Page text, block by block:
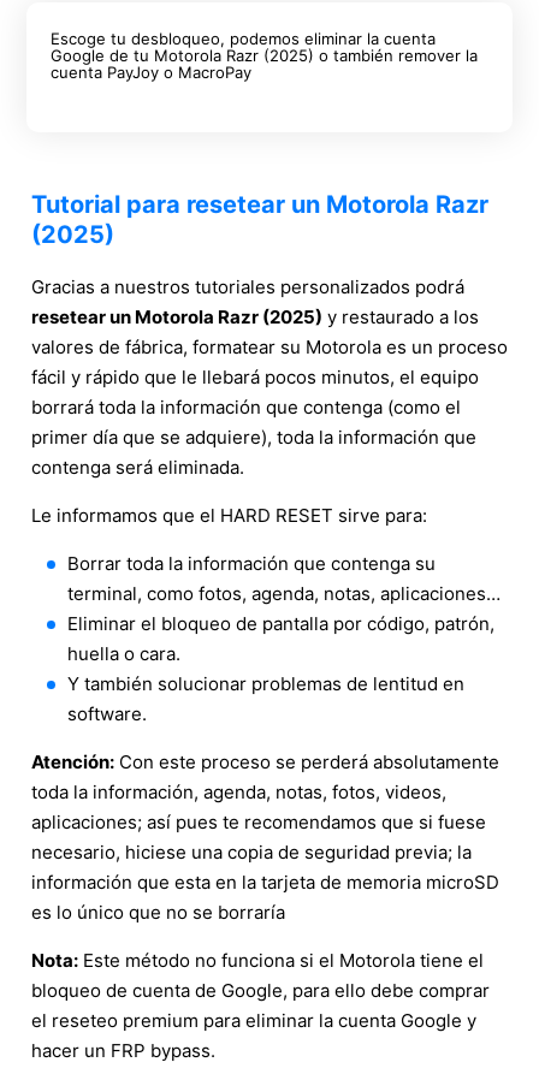
Escoge tu desbloqueo, podemos eliminar la cuenta
Google de tu Motorola Razr (2025) o también remover la
cuenta PayJoy o MacroPay
Tutorial para resetear un Motorola Razr
(2025)
Gracias a nuestros tutoriales personalizados podrá
resetear un Motorola Razr (2025) y restaurado a los
valores de fábrica, formatear su Motorola es un proceso
fácil y rápido que le llebará pocos minutos, el equipo
borrará toda la información que contenga (como el
primer día que se adquiere), toda la información que
contenga será eliminada.
Le informamos que el HARD RESET sirve para:
Borrar toda la información que contenga su
terminal, como fotos, agenda, notas, aplicaciones…
Eliminar el bloqueo de pantalla por código, patrón,
huella o cara.
Y también solucionar problemas de lentitud en
software.
Atención: Con este proceso se perderá absolutamente
toda la información, agenda, notas, fotos, videos,
aplicaciones; así pues te recomendamos que si fuese
necesario, hiciese una copia de seguridad previa; la
información que esta en la tarjeta de memoria microSD
es lo único que no se borraría
Nota: Este método no funciona si el Motorola tiene el
bloqueo de cuenta de Google, para ello debe comprar
el reseteo premium para eliminar la cuenta Google y
hacer un FRP bypass.